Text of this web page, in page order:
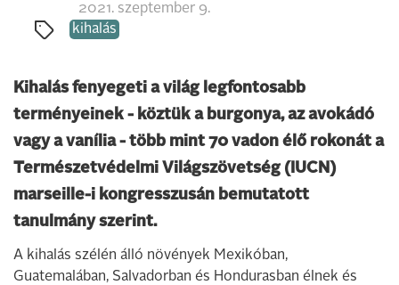
2021. szeptember 9.
kihalás
Kihalás fenyegeti a világ legfontosabb
terményeinek - köztük a burgonya, az avokádó
vagy a vanília - több mint 70 vadon élő rokonát a
Természetvédelmi Világszövetség (IUCN)
marseille-i kongresszusán bemutatott
tanulmány szerint.
A kihalás szélén álló növények Mexikóban,
Guatemalában, Salvadorban és Hondurasban élnek és